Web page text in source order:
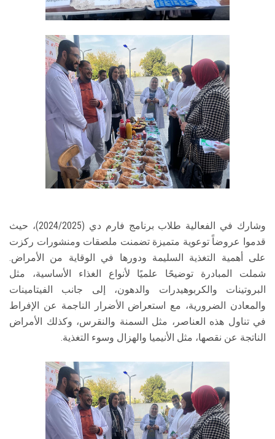
وشارك في الفعالية طلاب برنامج فارم دي (2024/2025)، حيث
قدموا عروضاً توعوية متميزة تضمنت ملصقات ومنشورات ركزت
على أهمية التغذية السليمة ودورها في الوقاية من الأمراض.
شملت المبادرة توضيحًا علميًا لأنواع الغذاء الأساسية، مثل
البروتينات والكربوهيدرات والدهون، إلى جانب الفيتامينات
والمعادن الضرورية، مع استعراض الأضرار الناجمة عن الإفراط
في تناول هذه العناصر، مثل السمنة والنقرس، وكذلك الأمراض
الناتجة عن نقصها، مثل الأنيميا والهزال وسوء التغذية.